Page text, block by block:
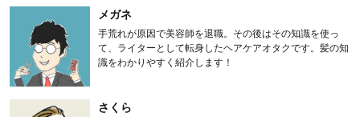
メガネ
手荒れが原因で美容師を退職。その後はその知識を使っ
て、ライターとして転身したヘアケアオタクです。髪の知
識をわかりやすく紹介します！
さくら